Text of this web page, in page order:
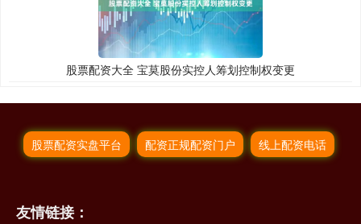
股票配资大全 宝莫股份实控人筹划控制权变更
股票配资实盘平台 配资正规配资门户 线上配资电话
友情链接：